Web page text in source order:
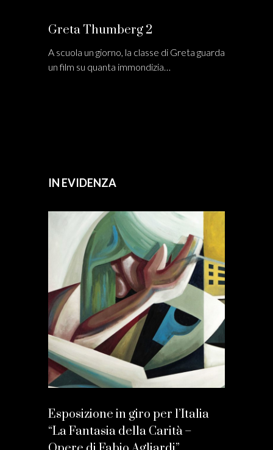
Greta Thumberg 2
A scuola un giorno, la classe di Greta guarda
un film su quanta immondizia…
IN EVIDENZA
Esposizione in giro per l’Italia
“La Fantasia della Carità –